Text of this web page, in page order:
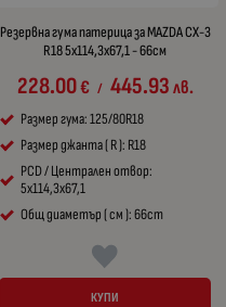
Резервна гума патерица за MAZDA CX-3
R18 5x114,3x67,1 - 66см
228.00€ / 445.93лв.
Размер гума: 125/80R18
Размер джанта ( R ): R18
PCD / Централен отвор:
5x114,3x67,1
Общ диаметър ( см ): 66cm
КУПИ